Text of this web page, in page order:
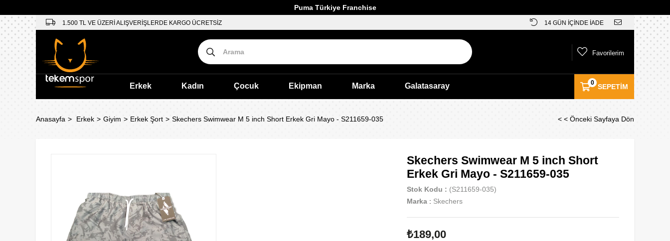
Puma Türkiye Franchise
1.500 TL VE ÜZERİ ALIŞVERİŞLERDE KARGO ÜCRETSİZ 14 GÜN İÇİNDE İADE
SEPETIM
0
Favorilerim
Erkek Kadın Çocuk Ekipman Marka Galatasaray
Anasayfa Erkek Giyim Erkek Şort Skechers Swimwear M 5 inch Short Erkek Gri Mayo - S211659-035 < < Önceki Sayfaya Dön
Skechers Swimwear M 5 inch Short
Erkek Gri Mayo - S211659-035
Stok Kodu
(S211659-035)
Marka : Skechers
₺189,00